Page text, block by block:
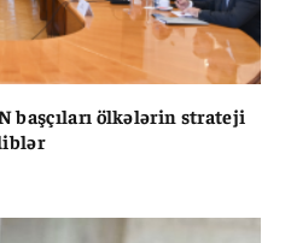
başçıları ölkələrin strateji